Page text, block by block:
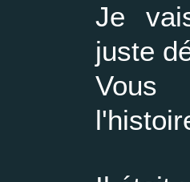
Je
juste
Vous